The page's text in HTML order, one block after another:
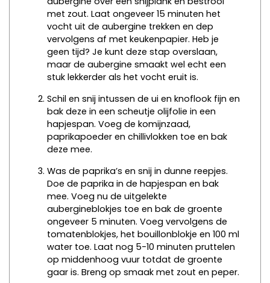
met zout. Laat ongeveer 15 minuten het
vocht uit de aubergine trekken en dep
vervolgens af met keukenpapier. Heb je
geen tijd? Je kunt deze stap overslaan,
maar de aubergine smaakt wel echt een
stuk lekkerder als het vocht eruit is.
Schil en snij intussen de ui en knoflook fijn en
bak deze in een scheutje olijfolie in een
hapjespan. Voeg de komijnzaad,
paprikapoeder en chillivlokken toe en bak
deze mee.
Was de paprika’s en snij in dunne reepjes.
Doe de paprika in de hapjespan en bak
mee. Voeg nu de uitgelekte
aubergineblokjes toe en bak de groente
ongeveer 5 minuten. Voeg vervolgens de
tomatenblokjes, het bouillonblokje en 100 ml
water toe. Laat nog 5-10 minuten pruttelen
op middenhoog vuur totdat de groente
gaar is. Breng op smaak met zout en peper.